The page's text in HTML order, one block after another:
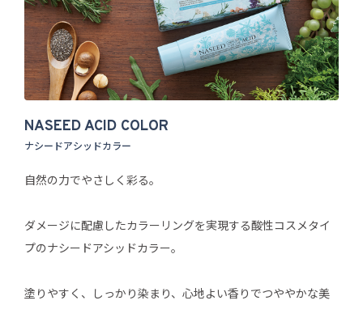
NASEED ACID COLOR
ナシードアシッドカラー
自然の力でやさしく彩る。
ダメージに配慮したカラーリングを実現する酸性コスメタイ
プのナシードアシッドカラー。
塗りやすく、しっかり染まり、心地よい香りでつややかな美